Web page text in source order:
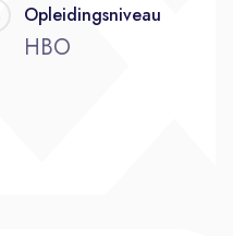
Opleidingsniveau
HBO